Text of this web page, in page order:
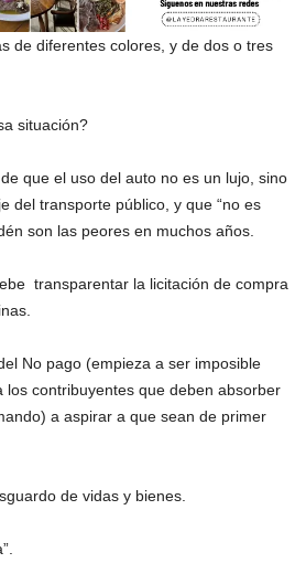
de diferentes colores, y de dos o tres
situación?
que el uso del auto no es un lujo, sino
del transporte público, y que “no es
son las peores en muchos años.
transparentar la licitación de compra
No pago (empieza a ser imposible
contribuyentes que deben absorber
a aspirar a que sean de primer
de vidas y bienes.